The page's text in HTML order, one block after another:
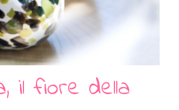
il fiore della